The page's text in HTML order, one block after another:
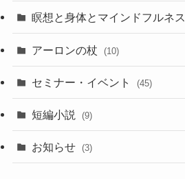
瞑想と身体とマインドフルネス
アーロンの杖 (10)
セミナー・イベント (45)
短編小説 (9)
お知らせ (3)